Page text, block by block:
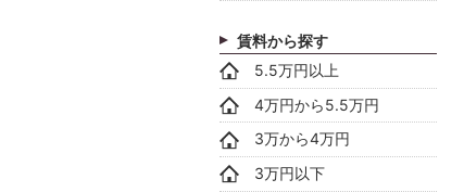
賃料から探す
5.5万円以上
4万円から5.5万円
3万から4万円
3万円以下